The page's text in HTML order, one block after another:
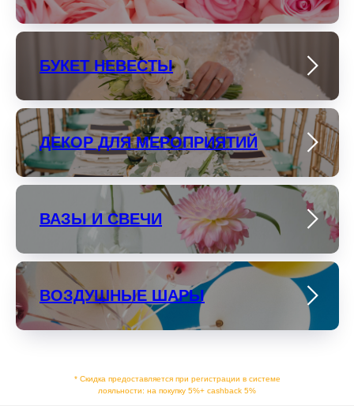
БУКЕТ НЕВЕСТЫ
ДЕКОР ДЛЯ МЕРОПРИЯТИЙ
ВАЗЫ И СВЕЧИ
ВОЗДУШНЫЕ ШАРЫ
* Скидка предоставляется при регистрации в системе
лояльности: на покупку 5%+ cashback 5%